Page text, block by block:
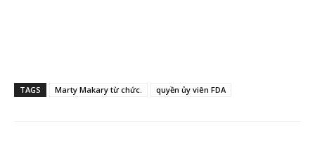
TAGS Marty Makary từ chức. quyền ủy viên FDA